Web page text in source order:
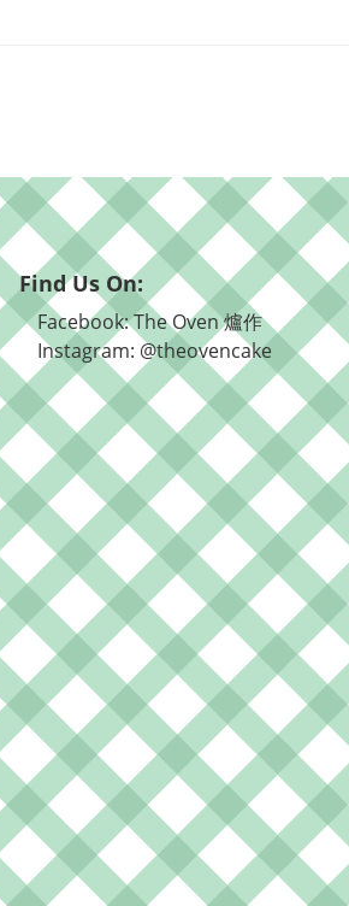
Find Us On:
Facebook: The Oven 爐作
Instagram: @theovencake